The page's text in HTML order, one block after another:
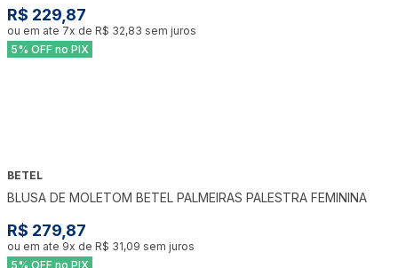
R$ 229,87
ou em ate 7x de R$ 32,83 sem juros
5% OFF no PIX
BETEL
BLUSA DE MOLETOM BETEL PALMEIRAS PALESTRA FEMININA
R$ 279,87
ou em ate 9x de R$ 31,09 sem juros
5% OFF no PIX